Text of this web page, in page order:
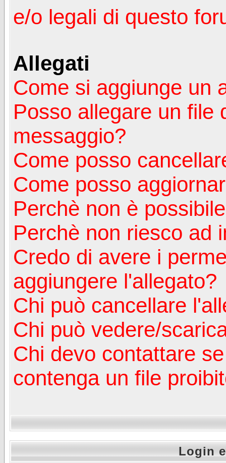
e/o legali di questo
Allegati
Come si aggiunge un
Posso allegare un file
messaggio?
Come posso
Come posso
Perchè non è
Perchè non riesco ad
Credo di avere i
aggiungere l'allegato?
Chi può cancellare
Chi può vedere/
Chi devo contattare
contenga un file
Login